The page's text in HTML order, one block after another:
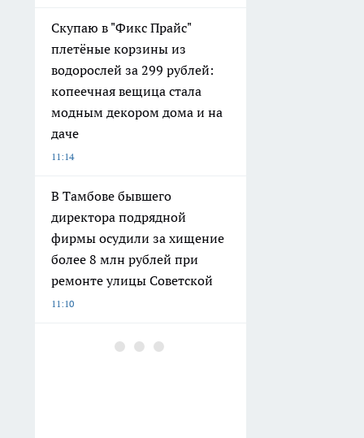
Скупаю в "Фикс Прайс"
плетёные корзины из
водорослей за 299 рублей:
копеечная вещица стала
модным декором дома и на
даче
11:14
В Тамбове бывшего
директора подрядной
фирмы осудили за хищение
более 8 млн рублей при
ремонте улицы Советской
11:10
ВТБ: на Петербургском